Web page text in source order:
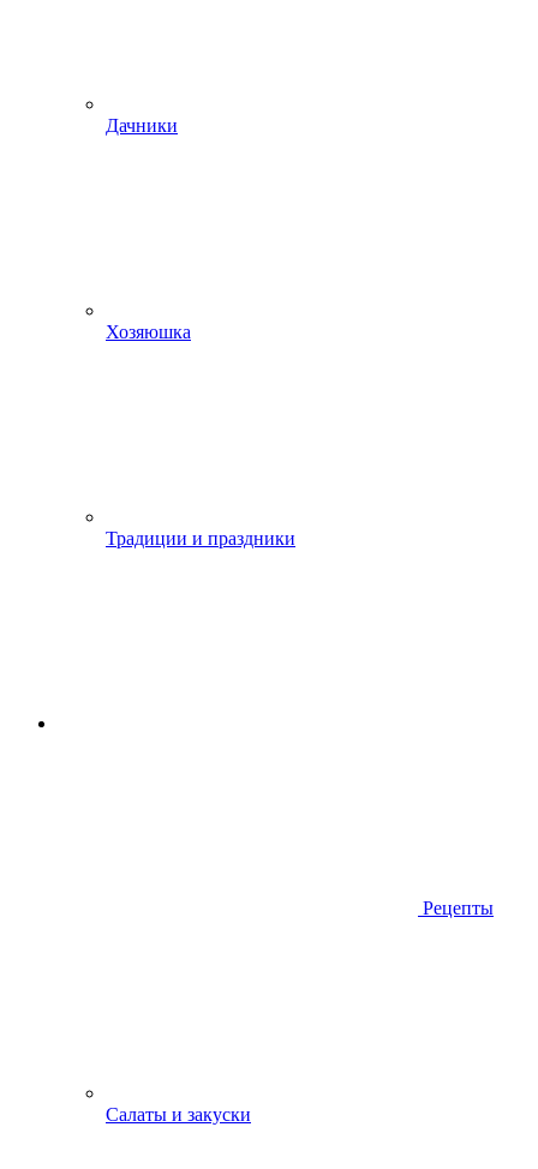
Дачники
Хозяюшка
Традиции и праздники
Рецепты
Салаты и закуски